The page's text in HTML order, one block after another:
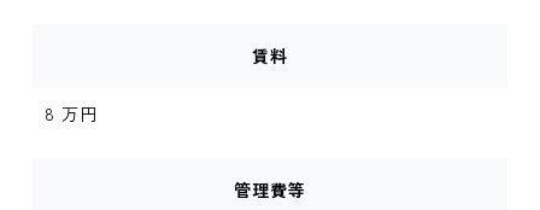
賃料
8 万円
管理費等